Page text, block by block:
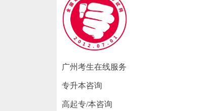
广州考生在线服务
专升本咨询
高起专/本咨询